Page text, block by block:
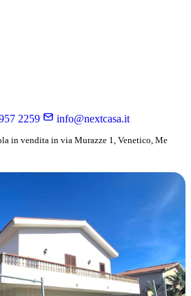
2259 info@nextcasa.it
in vendita in via Murazze 1, Venetico, Me